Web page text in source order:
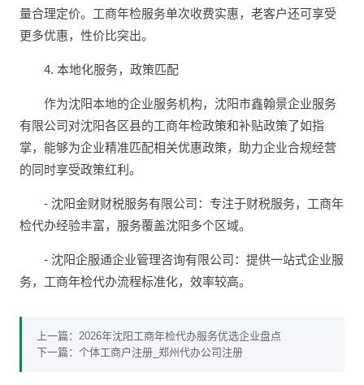
量合理定价。工商年检服务单次收费实惠，老客户还可享受
更多优惠，性价比突出。
4. 本地化服务，政策匹配
作为沈阳本地的企业服务机构，沈阳市鑫翰景企业服务
有限公司对沈阳各区县的工商年检政策和补贴政策了如指
掌，能够为企业精准匹配相关优惠政策，助力企业合规经营
的同时享受政策红利。
- 沈阳金财财税服务有限公司：专注于财税服务，工商年
检代办经验丰富，服务覆盖沈阳多个区域。
- 沈阳企服通企业管理咨询有限公司：提供一站式企业服
务，工商年检代办流程标准化，效率较高。
上一篇： 2026年沈阳工商年检代办服务优选企业盘点
下一篇： 个体工商户注册_郑州代办公司注册